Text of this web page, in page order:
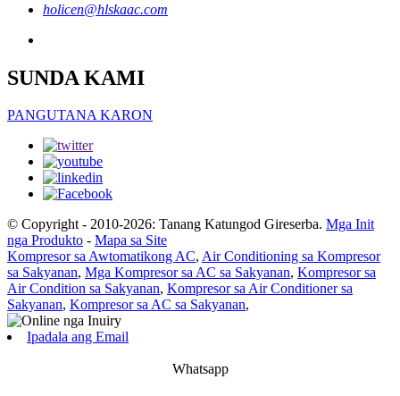
holicen@hlskaac.com
SUNDA KAMI
PANGUTANA KARON
© Copyright - 2010-2026: Tanang Katungod Gireserba. Mga Init
nga Produkto - Mapa sa Site
Kompresor sa Awtomatikong AC, Air Conditioning sa Kompresor
sa Sakyanan, Mga Kompresor sa AC sa Sakyanan, Kompresor sa
Air Condition sa Sakyanan, Kompresor sa Air Conditioner sa
Sakyanan, Kompresor sa AC sa Sakyanan,
Ipadala ang Email
Whatsapp